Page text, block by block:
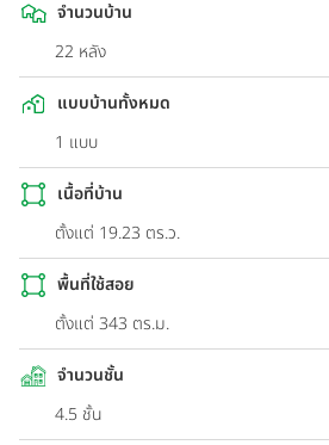
จำนวนบ้าน
22 หลัง
แบบบ้านทั้งหมด
1 แบบ
เนื้อที่บ้าน
ตั้งแต่ 19.23 ตร.ว.
พื้นที่ใช้สอย
ตั้งแต่ 343 ตร.ม.
จำนวนชั้น
4.5 ชั้น